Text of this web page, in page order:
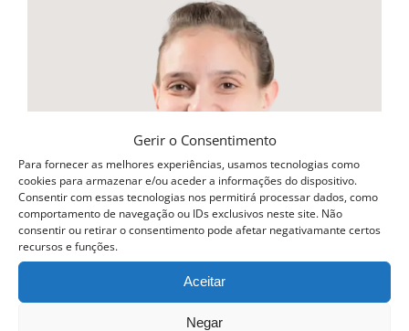
Gerir o Consentimento
Para fornecer as melhores experiências, usamos tecnologias como
cookies para armazenar e/ou aceder a informações do dispositivo.
Consentir com essas tecnologias nos permitirá processar dados, como
comportamento de navegação ou IDs exclusivos neste site. Não
consentir ou retirar o consentimento pode afetar negativamante certos
recursos e funções.
Aceitar
Negar
be
chosen
on
the